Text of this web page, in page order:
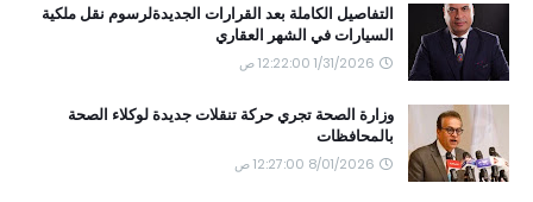
التفاصيل الكاملة بعد القرارات الجديدةلرسوم نقل ملكية
السيارات في الشهر العقاري
1/31/2026 12:22:00 ص
وزارة الصحة تجري حركة تنقلات جديدة لوكلاء الصحة
بالمحافظات
8/01/2026 12:27:00 ص